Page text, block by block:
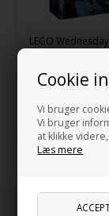
Cookie
Vi bruger
Vi bruger
at klikke
Læs mere
LEGO
219,00